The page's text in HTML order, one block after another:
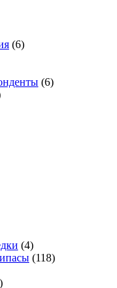
(6)
(6)
(4)
(118)